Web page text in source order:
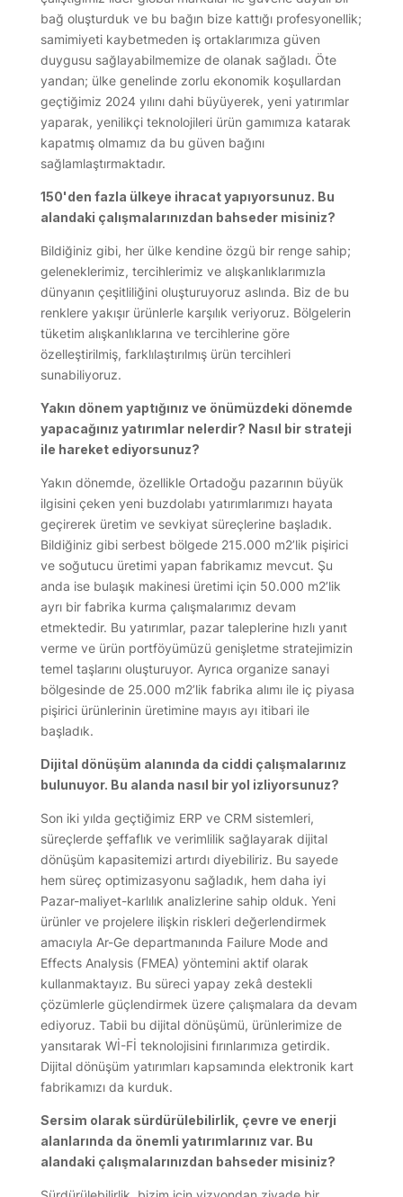
bağ oluşturduk ve bu bağın bize kattığı profesyonellik;
samimiyeti kaybetmeden iş ortaklarımıza güven
duygusu sağlayabilmemize de olanak sağladı. Öte
yandan; ülke genelinde zorlu ekonomik koşullardan
geçtiğimiz 2024 yılını dahi büyüyerek, yeni yatırımlar
yaparak, yenilikçi teknolojileri ürün gamımıza katarak
kapatmış olmamız da bu güven bağını
sağlamlaştırmaktadır.
150'den fazla ülkeye ihracat yapıyorsunuz. Bu
alandaki çalışmalarınızdan bahseder misiniz?
Bildiğiniz gibi, her ülke kendine özgü bir renge sahip;
geleneklerimiz, tercihlerimiz ve alışkanlıklarımızla
dünyanın çeşitliliğini oluşturuyoruz aslında. Biz de bu
renklere yakışır ürünlerle karşılık veriyoruz. Bölgelerin
tüketim alışkanlıklarına ve tercihlerine göre
özelleştirilmiş, farklılaştırılmış ürün tercihleri
sunabiliyoruz.
Yakın dönem yaptığınız ve önümüzdeki dönemde
yapacağınız yatırımlar nelerdir? Nasıl bir strateji
ile hareket ediyorsunuz?
Yakın dönemde, özellikle Ortadoğu pazarının büyük
ilgisini çeken yeni buzdolabı yatırımlarımızı hayata
geçirerek üretim ve sevkiyat süreçlerine başladık.
Bildiğiniz gibi serbest bölgede 215.000 m2’lik pişirici
ve soğutucu üretimi yapan fabrikamız mevcut. Şu
anda ise bulaşık makinesi üretimi için 50.000 m2’lik
ayrı bir fabrika kurma çalışmalarımız devam
etmektedir. Bu yatırımlar, pazar taleplerine hızlı yanıt
verme ve ürün portföyümüzü genişletme stratejimizin
temel taşlarını oluşturuyor. Ayrıca organize sanayi
bölgesinde de 25.000 m2’lik fabrika alımı ile iç piyasa
pişirici ürünlerinin üretimine mayıs ayı itibari ile
başladık.
Dijital dönüşüm alanında da ciddi çalışmalarınız
bulunuyor. Bu alanda nasıl bir yol izliyorsunuz?
Son iki yılda geçtiğimiz ERP ve CRM sistemleri,
süreçlerde şeffaflık ve verimlilik sağlayarak dijital
dönüşüm kapasitemizi artırdı diyebiliriz. Bu sayede
hem süreç optimizasyonu sağladık, hem daha iyi
Pazar-maliyet-karlılık analizlerine sahip olduk. Yeni
ürünler ve projelere ilişkin riskleri değerlendirmek
amacıyla Ar-Ge departmanında Failure Mode and
Effects Analysis (FMEA) yöntemini aktif olarak
kullanmaktayız. Bu süreci yapay zekâ destekli
çözümlerle güçlendirmek üzere çalışmalara da devam
ediyoruz. Tabii bu dijital dönüşümü, ürünlerimize de
yansıtarak Wİ-Fİ teknolojisini fırınlarımıza getirdik.
Dijital dönüşüm yatırımları kapsamında elektronik kart
fabrikamızı da kurduk.
Sersim olarak sürdürülebilirlik, çevre ve enerji
alanlarında da önemli yatırımlarınız var. Bu
alandaki çalışmalarınızdan bahseder misiniz?